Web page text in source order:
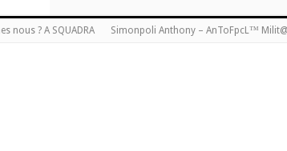
nous ? A SQUADRA Simonpoli Anthony – AnToFpcL™